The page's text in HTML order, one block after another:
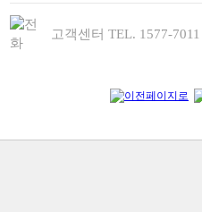
고객센터 TEL. 1577-